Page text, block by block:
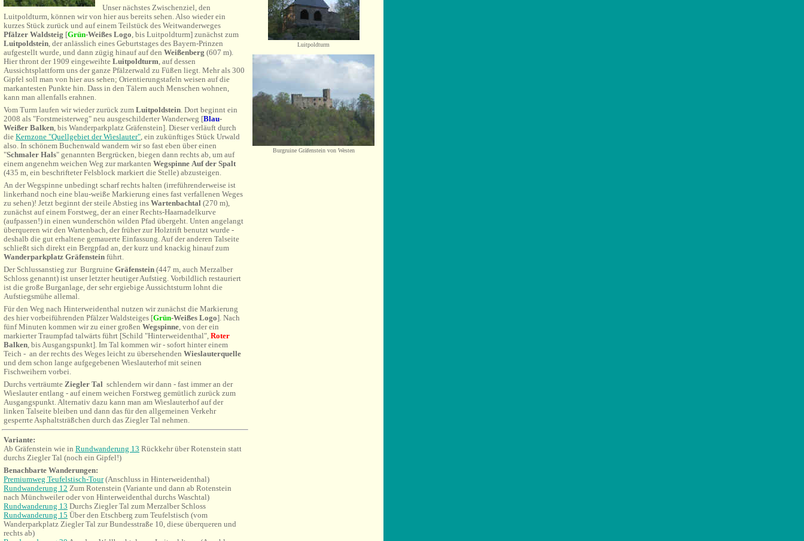
Unser nächstes Zwischenziel, den
Luitpoldturm, können wir von hier aus bereits sehen. Also wieder ein
kurzes Stück zurück und auf einem Teilstück des Weitwanderweges
Pfälzer Waldsteig [Grün-Weißes Logo, bis Luitpoldturm] zunächst zum
Luitpoldstein, der anlässlich eines Geburtstages des Bayern-Prinzen
aufgestellt wurde, und dann zügig hinauf auf den Weißenberg (607 m).
Hier thront der 1909 eingeweihte Luitpoldturm, auf dessen
Aussichtsplattform uns der ganze Pfälzerwald zu Füßen liegt. Mehr als 300
Gipfel soll man von hier aus sehen; Orientierungstafeln weisen auf die
markantesten Punkte hin. Dass in den Tälern auch Menschen wohnen,
kann man allenfalls erahnen.
Vom Turm laufen wir wieder zurück zum Luitpoldstein. Dort beginnt ein
2008 als "Forstmeisterweg" neu ausgeschilderter Wanderweg [Blau-
Weißer Balken, bis Wanderparkplatz Gräfenstein]. Dieser verläuft durch
die Kernzone "Quellgebiet der Wieslauter", ein zukünftiges Stück Urwald
also. In schönem Buchenwald wandern wir so fast eben über einen
"Schmaler Hals" genannten Bergrücken, biegen dann rechts ab, um auf
einem angenehm weichen Weg zur markanten Wegspinne Auf der Spalt
(435 m, ein beschrifteter Felsblock markiert die Stelle) abzusteigen.
An der Wegspinne unbedingt scharf rechts halten (irreführenderweise ist
linkerhand noch eine blau-weiße Markierung eines fast verfallenen Weges
zu sehen)! Jetzt beginnt der steile Abstieg ins Wartenbachtal (270 m),
zunächst auf einem Forstweg, der an einer Rechts-Haarnadelkurve
(aufpassen!) in einen wunderschön wilden Pfad übergeht. Unten angelangt
überqueren wir den Wartenbach, der früher zur Holztrift benutzt wurde -
deshalb die gut erhaltene gemauerte Einfassung. Auf der anderen Talseite
schließt sich direkt ein Bergpfad an, der kurz und knackig hinauf zum
Wanderparkplatz Gräfenstein führt.
Der Schlussanstieg zur Burgruine Gräfenstein (447 m, auch Merzalber
Schloss genannt) ist unser letzter heutiger Aufstieg. Vorbildlich restauriert
ist die große Burganlage, der sehr ergiebige Aussichtsturm lohnt die
Aufstiegsmühe allemal.
Für den Weg nach Hinterweidenthal nutzen wir zunächst die Markierung
des hier vorbeiführenden Pfälzer Waldsteiges [Grün-Weißes Logo]. Nach
fünf Minuten kommen wir zu einer großen Wegspinne, von der ein
markierter Traumpfad talwärts führt [Schild "Hinterweidenthal", Roter
Balken, bis Ausgangspunkt]. Im Tal kommen wir - sofort hinter einem
Teich - an der rechts des Weges leicht zu übersehenden Wieslauterquelle
und dem schon lange aufgegebenen Wieslauterhof mit seinen
Fischweihern vorbei.
Durchs verträumte Ziegler Tal schlendern wir dann - fast immer an der
Wieslauter entlang - auf einem weichen Forstweg gemütlich zurück zum
Ausgangspunkt. Alternativ dazu kann man am Wieslauterhof auf der
linken Talseite bleiben und dann das für den allgemeinen Verkehr
gesperrte Asphaltsträßchen durch das Ziegler Tal nehmen.
Variante:
Ab Gräfenstein wie in Rundwanderung 13 Rückkehrüber Rotenstein statt
durchs Ziegler Tal (noch ein Gipfel!)
Benachbarte Wanderungen:
Premiumweg Teufelstisch-Tour(Anschluss in Hinterweidenthal)
Rundwanderung 12 Zum Rotenstein (Variante und dann ab Rotenstein
nach Münchweiler oder von Hinterweidenthal durchs Waschtal)
Rundwanderung 13 Durchs Ziegler Tal zum Merzalber Schloss
Rundwanderung 15 Über den Etschberg zum Teufelstisch (vom
Wanderparkplatz Ziegler Tal zur Bundesstraße 10, diese überqueren und
rechts ab)
Luitpoldturm
Burgruine Gräfenstein von Westen